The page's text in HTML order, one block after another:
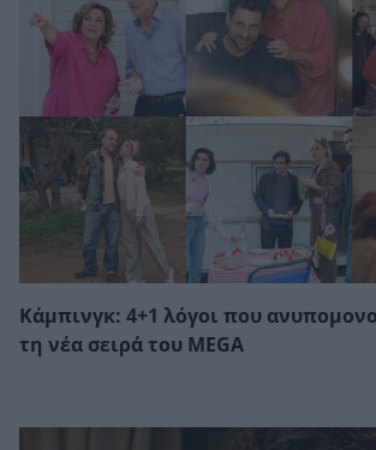
Κάμπινγκ: 4+1 λόγοι που
τη νέα σειρά του MEGA